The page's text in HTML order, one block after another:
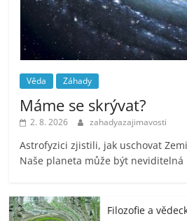
Věda Záhady
Máme se skrývat?
2. 8. 2026 zahadyazajimavosti
Astrofyzici zjistili, jak uschovat
Naše planeta může být neviditelná
Filozofie a